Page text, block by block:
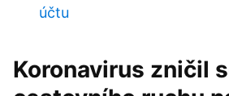
účtu
Koronavirus zničil